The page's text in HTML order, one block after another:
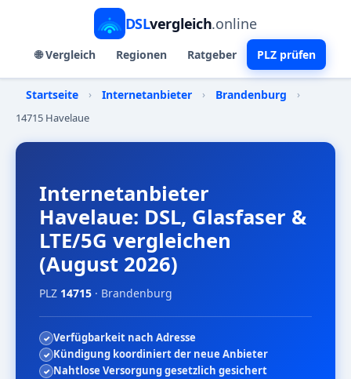
DSLvergleich.online
🌐 Vergleich Regionen Ratgeber PLZ prüfen
Startseite › Internetanbieter › Brandenburg
›
14715 Havelaue
Internetanbieter
Havelaue: DSL, Glasfaser &
LTE/5G vergleichen
(August 2026)
PLZ 14715 · Brandenburg
Verfügbarkeit nach Adresse
Kündigung koordiniert der neue Anbieter
Nahtlose Versorgung gesetzlich gesichert